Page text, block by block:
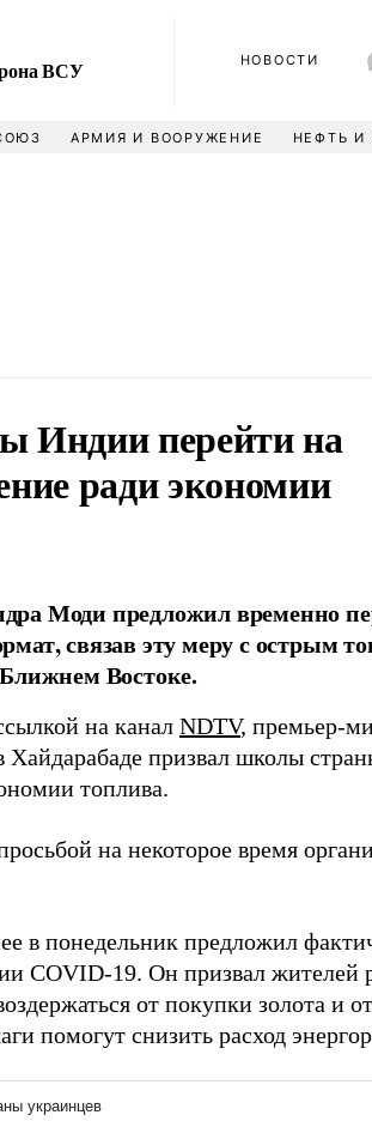
ВСУ НОВОСТИ
АРМИЯ И ВООРУЖЕНИЕ НЕФТЬ И
Индии перейти на
ради экономии
Моди предложил временно
связав эту меру с острым
Востоке.
на канал NDTV, премьер-
призвал школы
топлива.
на некоторое время
в понедельник предложил
COVID-19. Он призвал жителей
от покупки золота и
помогут снизить расход